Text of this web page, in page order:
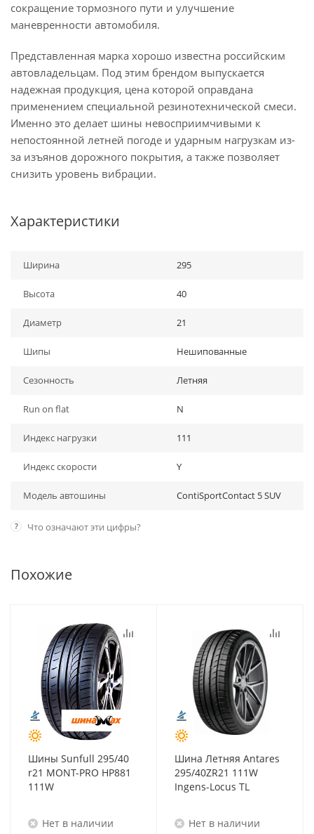
сокращение тормозного пути и улучшение
маневренности автомобиля.
Представленная марка хорошо известна российским
автовладельцам. Под этим брендом выпускается
надежная продукция, цена которой оправдана
применением специальной резинотехнической смеси.
Именно это делает шины невосприимчивыми к
непостоянной летней погоде и ударным нагрузкам из-
за изъянов дорожного покрытия, а также позволяет
снизить уровень вибрации.
Характеристики
Ширина 295
Высота 40
Диаметр 21
Шипы Нешипованные
Сезонность Летняя
Run on flat N
Индекс нагрузки 111
Индекс скорости Y
Модель автошины ContiSportContact 5 SUV
? Что означают эти цифры?
Похожие
Шины Sunfull 295/40
r21 MONT-PRO HP881
111W
Нет в наличии
Шина Летняя Antares
295/40ZR21 111W
Ingens-Locus TL
Нет в наличии